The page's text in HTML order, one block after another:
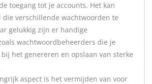
toegang tot je accounts. Het kan
die verschillende wachtwoorden te
gelukkig zijn er handige
wachtwoordbeheerders die je
het genereren en opslaan van sterke
aspect is het vermijden van voor